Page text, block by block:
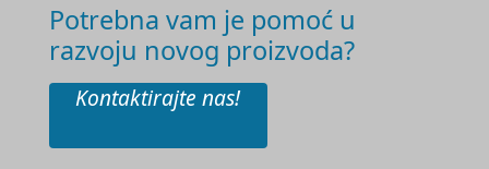
Potrebna vam je pomoć u
razvoju novog proizvoda?
Kontaktirajte nas!